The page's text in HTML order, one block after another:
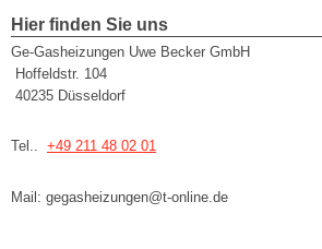
Hier finden Sie uns
Ge-Gasheizungen Uwe Becker GmbH
Hoffeldstr. 104
40235 Düsseldorf
Tel.. +49 211 48 02 01
Mail: gegasheizungen@t-online.de